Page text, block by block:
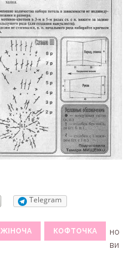
Telegram
ЖІНОЧА КОФТОЧКА
но
ви